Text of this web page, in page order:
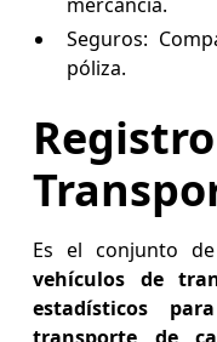
Seguros:
póliza.
Es el conjunto de
vehículos de
estadísticos